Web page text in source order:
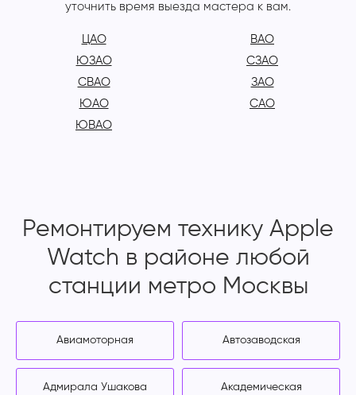
уточнить время выезда мастера к вам.
ЦАО
ЮЗАО
СВАО
ЮАО
ЮВАО
ВАО
СЗАО
ЗАО
САО
Ремонтируем технику Apple
Watch в районе любой
станции метро Москвы
Авиамоторная Автозаводская
Адмирала Ушакова Академическая